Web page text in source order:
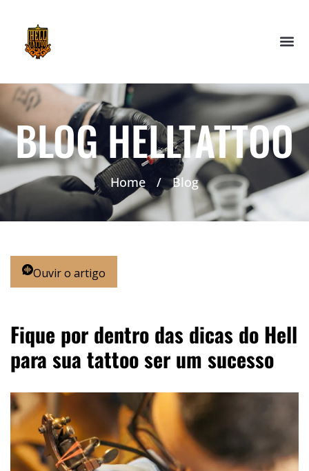
BLOG HELLTATTOO
Home / Blog
Ouvir o artigo
Fique por dentro das dicas do Hell
para sua tattoo ser um sucesso